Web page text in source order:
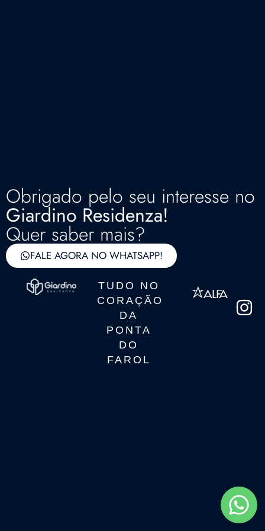
Obrigado pelo seu interesse no
Giardino Residenza!
Quer saber mais?
FALE AGORA NO WHATSAPP!
TUDO NO
CORAÇÃO
DA
PONTA
DO
FAROL